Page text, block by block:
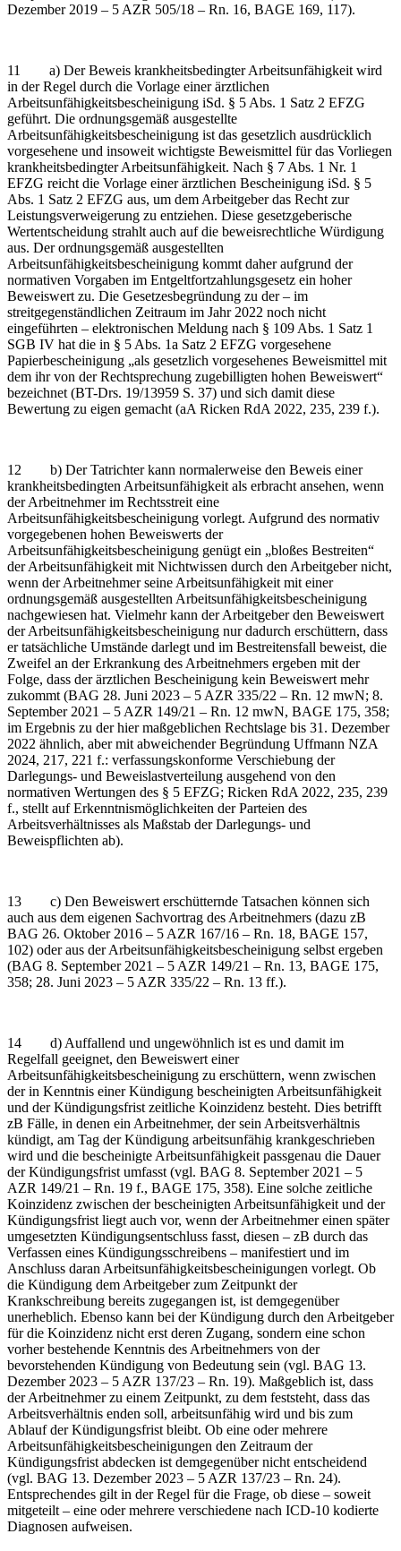
Dezember 2019 – 5 AZR 505/18 – Rn. 16, BAGE 169, 117).
11 a) Der Beweis krankheitsbedingter Arbeitsunfähigkeit wird
in der Regel durch die Vorlage einer ärztlichen
Arbeitsunfähigkeitsbescheinigung iSd. § 5 Abs. 1 Satz 2 EFZG
geführt. Die ordnungsgemäß ausgestellte
Arbeitsunfähigkeitsbescheinigung ist das gesetzlich ausdrücklich
vorgesehene und insoweit wichtigste Beweismittel für das Vorliegen
krankheitsbedingter Arbeitsunfähigkeit. Nach § 7 Abs. 1 Nr. 1
EFZG reicht die Vorlage einer ärztlichen Bescheinigung iSd. § 5
Abs. 1 Satz 2 EFZG aus, um dem Arbeitgeber das Recht zur
Leistungsverweigerung zu entziehen. Diese gesetzgeberische
Wertentscheidung strahlt auch auf die beweisrechtliche Würdigung
aus. Der ordnungsgemäß ausgestellten
Arbeitsunfähigkeitsbescheinigung kommt daher aufgrund der
normativen Vorgaben im Entgeltfortzahlungsgesetz ein hoher
Beweiswert zu. Die Gesetzesbegründung zu der – im
streitgegenständlichen Zeitraum im Jahr 2022 noch nicht
eingeführten – elektronischen Meldung nach § 109 Abs. 1 Satz 1
SGB IV hat die in § 5 Abs. 1a Satz 2 EFZG vorgesehene
Papierbescheinigung „als gesetzlich vorgesehenes Beweismittel mit
dem ihr von der Rechtsprechung zugebilligten hohen Beweiswert“
bezeichnet (BT-Drs. 19/13959 S. 37) und sich damit diese
Bewertung zu eigen gemacht (aA Ricken RdA 2022, 235, 239 f.).
12 b) Der Tatrichter kann normalerweise den Beweis einer
krankheitsbedingten Arbeitsunfähigkeit als erbracht ansehen, wenn
der Arbeitnehmer im Rechtsstreit eine
Arbeitsunfähigkeitsbescheinigung vorlegt. Aufgrund des normativ
vorgegebenen hohen Beweiswerts der
Arbeitsunfähigkeitsbescheinigung genügt ein „bloßes Bestreiten“
der Arbeitsunfähigkeit mit Nichtwissen durch den Arbeitgeber nicht,
wenn der Arbeitnehmer seine Arbeitsunfähigkeit mit einer
ordnungsgemäß ausgestellten Arbeitsunfähigkeitsbescheinigung
nachgewiesen hat. Vielmehr kann der Arbeitgeber den Beweiswert
der Arbeitsunfähigkeitsbescheinigung nur dadurch erschüttern, dass
er tatsächliche Umstände darlegt und im Bestreitensfall beweist, die
Zweifel an der Erkrankung des Arbeitnehmers ergeben mit der
Folge, dass der ärztlichen Bescheinigung kein Beweiswert mehr
zukommt (BAG 28. Juni 2023 – 5 AZR 335/22 – Rn. 12 mwN; 8.
September 2021 – 5 AZR 149/21 – Rn. 12 mwN, BAGE 175, 358;
im Ergebnis zu der hier maßgeblichen Rechtslage bis 31. Dezember
2022 ähnlich, aber mit abweichender Begründung Uffmann NZA
2024, 217, 221 f.: verfassungskonforme Verschiebung der
Darlegungs- und Beweislastverteilung ausgehend von den
normativen Wertungen des § 5 EFZG; Ricken RdA 2022, 235, 239
f., stellt auf Erkenntnismöglichkeiten der Parteien des
Arbeitsverhältnisses als Maßstab der Darlegungs- und
Beweispflichten ab).
13 c) Den Beweiswert erschütternde Tatsachen können sich
auch aus dem eigenen Sachvortrag des Arbeitnehmers (dazu zB
BAG 26. Oktober 2016 – 5 AZR 167/16 – Rn. 18, BAGE 157,
102) oder aus der Arbeitsunfähigkeitsbescheinigung selbst ergeben
(BAG 8. September 2021 – 5 AZR 149/21 – Rn. 13, BAGE 175,
358; 28. Juni 2023 – 5 AZR 335/22 – Rn. 13 ff.).
14 d) Auffallend und ungewöhnlich ist es und damit im
Regelfall geeignet, den Beweiswert einer
Arbeitsunfähigkeitsbescheinigung zu erschüttern, wenn zwischen
der in Kenntnis einer Kündigung bescheinigten Arbeitsunfähigkeit
und der Kündigungsfrist zeitliche Koinzidenz besteht. Dies betrifft
zB Fälle, in denen ein Arbeitnehmer, der sein Arbeitsverhältnis
kündigt, am Tag der Kündigung arbeitsunfähig krankgeschrieben
wird und die bescheinigte Arbeitsunfähigkeit passgenau die Dauer
der Kündigungsfrist umfasst (vgl. BAG 8. September 2021 – 5
AZR 149/21 – Rn. 19 f., BAGE 175, 358). Eine solche zeitliche
Koinzidenz zwischen der bescheinigten Arbeitsunfähigkeit und der
Kündigungsfrist liegt auch vor, wenn der Arbeitnehmer einen später
umgesetzten Kündigungsentschluss fasst, diesen – zB durch das
Verfassen eines Kündigungsschreibens – manifestiert und im
Anschluss daran Arbeitsunfähigkeitsbescheinigungen vorlegt. Ob
die Kündigung dem Arbeitgeber zum Zeitpunkt der
Krankschreibung bereits zugegangen ist, ist demgegenüber
unerheblich. Ebenso kann bei der Kündigung durch den Arbeitgeber
für die Koinzidenz nicht erst deren Zugang, sondern eine schon
vorher bestehende Kenntnis des Arbeitnehmers von der
bevorstehenden Kündigung von Bedeutung sein (vgl. BAG 13.
Dezember 2023 – 5 AZR 137/23 – Rn. 19). Maßgeblich ist, dass
der Arbeitnehmer zu einem Zeitpunkt, zu dem feststeht, dass das
Arbeitsverhältnis enden soll, arbeitsunfähig wird und bis zum
Ablauf der Kündigungsfrist bleibt. Ob eine oder mehrere
Arbeitsunfähigkeitsbescheinigungen den Zeitraum der
Kündigungsfrist abdecken ist demgegenüber nicht entscheidend
(vgl. BAG 13. Dezember 2023 – 5 AZR 137/23 – Rn. 24).
Entsprechendes gilt in der Regel für die Frage, ob diese – soweit
mitgeteilt – eine oder mehrere verschiedene nach ICD-10 kodierte
Diagnosen aufweisen.